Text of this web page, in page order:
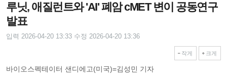
루닛, 애질런트와 'AI' 폐암 cMET 변이 공동연구
발표
입력 2026-04-20 13:33 수정 2026-04-20 13:36
작게 크게
바이오스펙테이터 샌디에고(미국)=김성민 기자